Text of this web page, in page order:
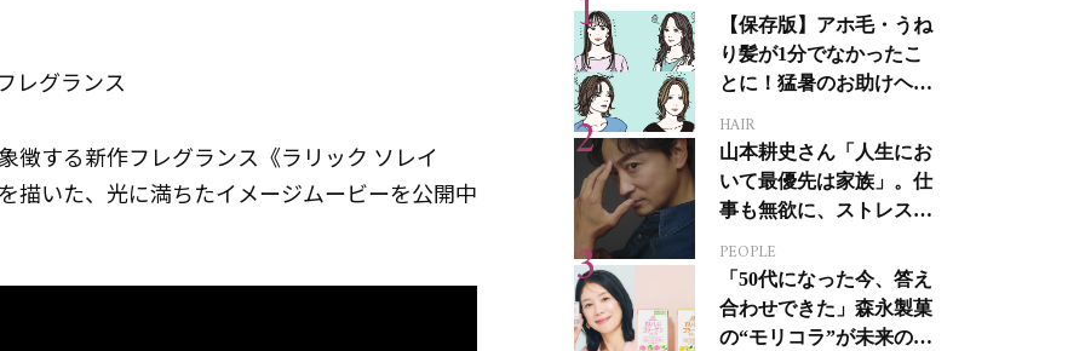
レグランス
徴する新作フレグランス《ラリック ソレイ
描いた、光に満ちたイメージムービーを公開中
【保存版】アホ毛・うね
り髪が1分でなかったこ
とに！猛暑のお助けヘア
HAIR
山本耕史さん「人生にお
いて最優先は家族」。仕
事も無欲に、ストレスを
PEOPLE
「50代になった今、答え
合わせできた」森永製菓
の“モリコラ”が未来のキ